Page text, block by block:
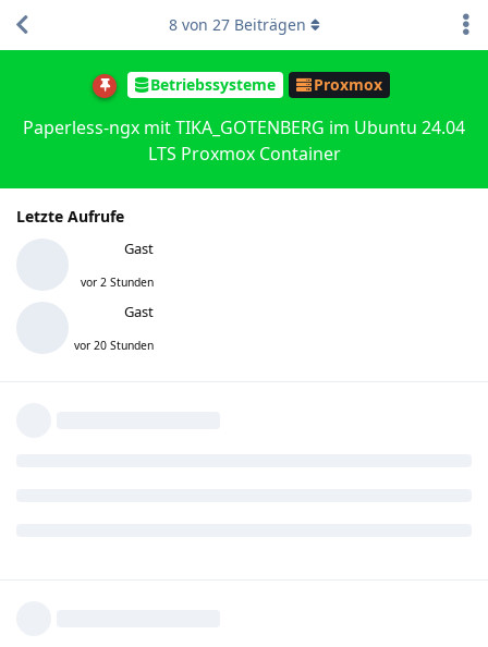
Betriebssysteme Proxmox
Paperless-ngx mit TIKA_GOTENBERG im Ubuntu 24.04
LTS Proxmox Container
Letzte Aufrufe
Gast
vor 2 Stunden
Gast
vor 20 Stunden
8von 27Beiträgen